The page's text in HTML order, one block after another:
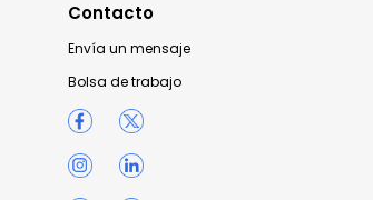
Contacto
Envía un mensaje
Bolsa de trabajo